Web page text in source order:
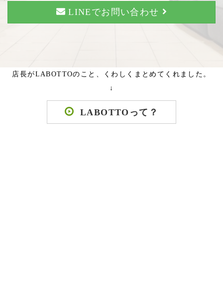
LINEでお問い合わせ
店長がLABOTTOのこと、くわしくまとめてくれました。
↓
LABOTTOって？